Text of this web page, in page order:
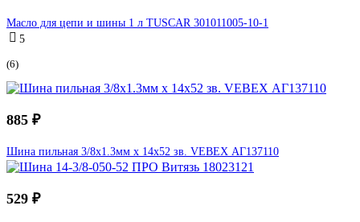
Масло для цепи и шины 1 л TUSCAR 301011005-10-1
5
(6)
885 ₽
Шина пильная 3/8x1.3мм х 14x52 зв. VEBEX АГ137110
529 ₽